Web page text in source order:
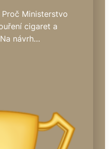
Proč Ministerstvo
cigaret a
návrh…